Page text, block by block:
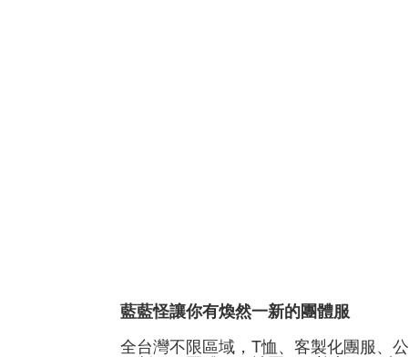
藍藍怪讓你有煥然一新的團體服
全台灣不限區域，T恤、客製化團服、公